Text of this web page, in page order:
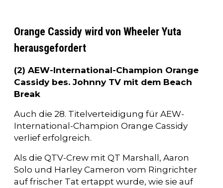
Orange Cassidy wird von Wheeler Yuta
herausgefordert
(2) AEW-International-Champion Orange
Cassidy bes. Johnny TV mit dem Beach
Break
Auch die 28. Titelverteidigung für AEW-
International-Champion Orange Cassidy
verlief erfolgreich.
Als die QTV-Crew mit QT Marshall, Aaron
Solo und Harley Cameron vom Ringrichter
auf frischer Tat ertappt wurde, wie sie auf